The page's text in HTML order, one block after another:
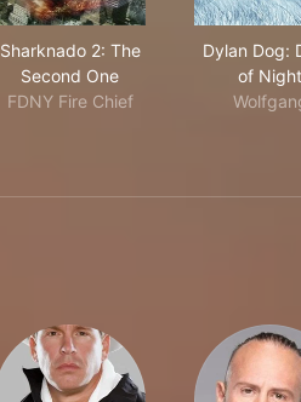
Sharknado 2: The
Second One
FDNY Fire Chief
Dylan Dog:
of Night